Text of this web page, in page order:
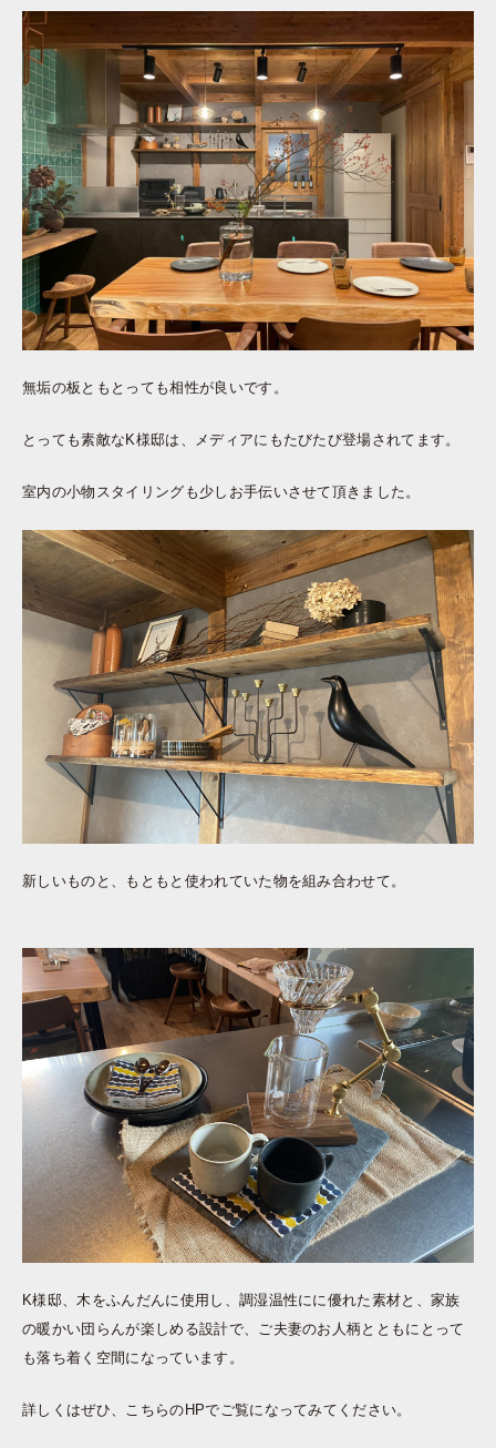
無垢の板ともとっても相性が良いです。
とっても素敵なK様邸は、メディアにもたびたび登場されてます。
室内の小物スタイリングも少しお手伝いさせて頂きました。
新しいものと、もともと使われていた物を組み合わせて。
K様邸、木をふんだんに使用し、調湿温性にに優れた素材と、家族
の暖かい団らんが楽しめる設計で、ご夫妻のお人柄とともにとって
も落ち着く空間になっています。
詳しくはぜひ、こちらのHPでご覧になってみてください。